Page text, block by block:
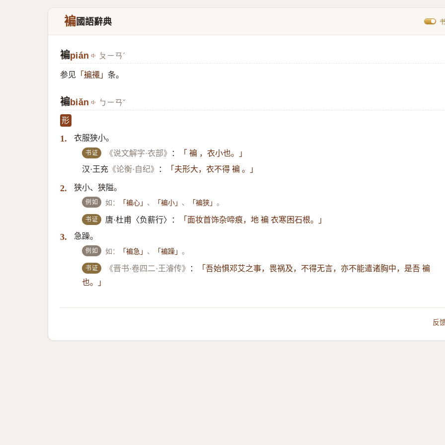
褊國語辭典
褊pián ㄆㄧㄢˊ
参见 「 褊褼 」 条。
褊biǎn ㄅㄧㄢˇ
形
1. 衣服狭小。
书证 《说文解字·衣部》 ：
「 褊 ，衣小也。」
汉·王充 《论衡·自纪》 ： 「夫形大，衣不得 褊 。」
2. 狭小、狭隘。
例如 如： 「褊心」 、 「褊小」 、 「褊狭」。
书证 唐·杜甫〈负薪行〉： 「面妆首饰杂啼痕，地 褊 衣寒困石根。」
3. 急躁。
例如 如： 「褊急」 、 「褊躁」。
书证 《晋书·卷四二·王濬传》 ：
「吾始惧邓艾之事，畏祸及，不得无言，亦不能遣诸胸中，是吾 褊
也。」
反